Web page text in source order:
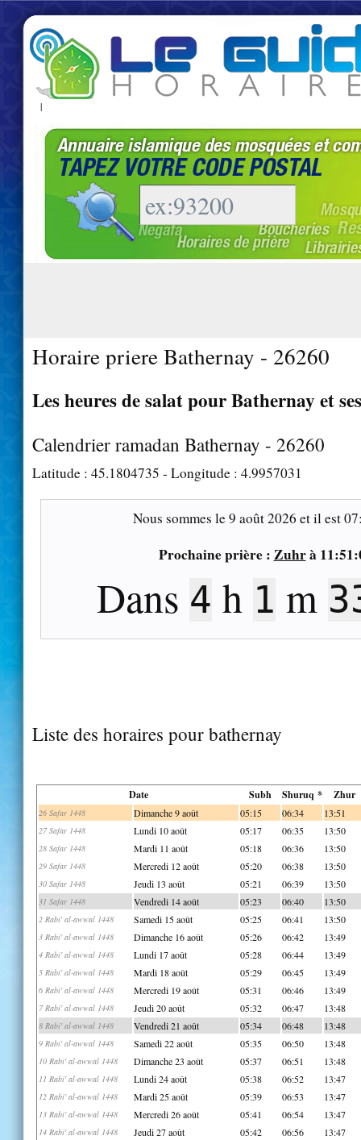
|
Horaire priere Bathernay - 26260
Les heures de salat pour Bathernay et
Calendrier ramadan Bathernay - 26260
Latitude : 45.1804735 - Longitude : 4.9957031
Nous sommes le9 août 2026 et il est
Prochaine prière : Zuhrà
Dans 4 h 1 m
Liste des horaires pour bathernay
Date Subh Shuruq * Zhur
26 Safar 1448 Dimanche 9 août 05:15 06:34 13:51
27 Safar 1448 Lundi 10 août 05:17 06:35 13:50
28 Safar 1448 Mardi 11 août 05:18 06:36 13:50
29 Safar 1448 Mercredi 12 août 05:20 06:38 13:50
30 Safar 1448 Jeudi 13 août 05:21 06:39 13:50
31 Safar 1448 Vendredi 14 août 05:23 06:40 13:50
2 Rabi' al-awwal 1448 Samedi 15 août 05:25 06:41 13:50
3 Rabi' al-awwal 1448 Dimanche 16 août 05:26 06:42 13:49
4 Rabi' al-awwal 1448 Lundi 17 août 05:28 06:44 13:49
5 Rabi' al-awwal 1448 Mardi 18 août 05:29 06:45 13:49
6 Rabi' al-awwal 1448 Mercredi 19 août 05:31 06:46 13:49
7 Rabi' al-awwal 1448 Jeudi 20 août 05:32 06:47 13:48
8 Rabi' al-awwal 1448 Vendredi 21 août 05:34 06:48 13:48
9 Rabi' al-awwal 1448 Samedi 22 août 05:35 06:50 13:48
10 Rabi' al-awwal 1448 Dimanche 23 août 05:37 06:51 13:48
11 Rabi' al-awwal 1448 Lundi 24 août 05:38 06:52 13:47
12 Rabi' al-awwal 1448 Mardi 25 août 05:39 06:53 13:47
13 Rabi' al-awwal 1448 Mercredi 26 août 05:41 06:54 13:47
14 Rabi' al-awwal 1448 Jeudi 27 août 05:42 06:56 13:47